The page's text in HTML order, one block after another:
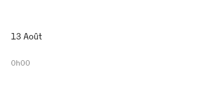
13 Août
0h00